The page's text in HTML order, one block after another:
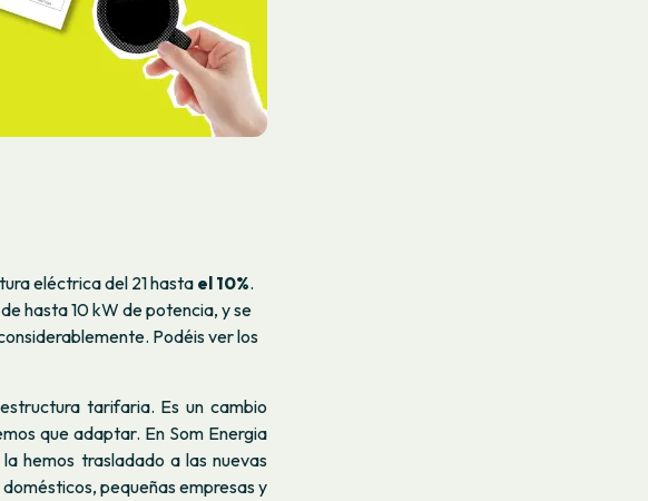
eléctrica del 21 hasta el 10%.
hasta 10 kW de potencia, y se
Podéis ver los
tarifaria. Es un cambio
que adaptar. En Som Energia
hemos trasladado a las nuevas
pequeñas empresas y